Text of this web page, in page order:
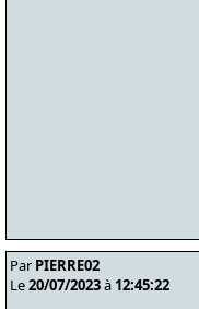
Par PIERRE02
Le20/07/2023à 12:45:22